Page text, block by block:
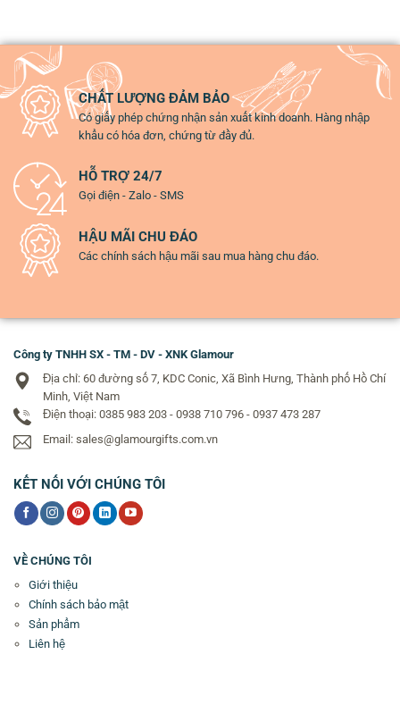
CHẤT LƯỢNG ĐẢM BẢO
Có giấy phép chứng nhận sản xuất kinh doanh. Hàng nhập
khẩu có hóa đơn, chứng từ đầy đủ.
HỖ TRỢ 24/7
Gọi điện - Zalo - SMS
HẬU MÃI CHU ĐÁO
Các chính sách hậu mãi sau mua hàng chu đáo.
Công ty TNHH SX - TM - DV - XNK Glamour
Địa chỉ: 60 đường số 7, KDC Conic, Xã Bình Hưng, Thành phố Hồ Chí
Minh, Việt Nam
Điện thoại: 0385 983 203 - 0938 710 796 - 0937 473 287
Email: sales@glamourgifts.com.vn
KẾT NỐI VỚI CHÚNG TÔI
VỀ CHÚNG TÔI
Giới thiệu
Chính sách bảo mật
Sản phẩm
Liên hệ